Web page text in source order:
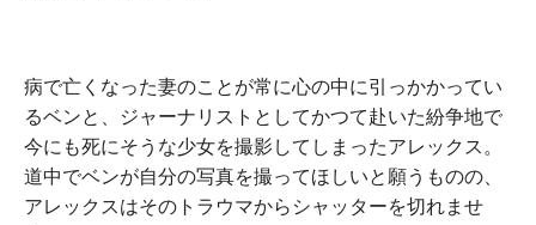
病で亡くなった妻のことが常に心の中に引っかかってい
るベンと、ジャーナリストとしてかつて赴いた紛争地で
今にも死にそうな少女を撮影してしまったアレックス。
道中でベンが自分の写真を撮ってほしいと願うものの、
アレックスはそのトラウマからシャッターを切れませ